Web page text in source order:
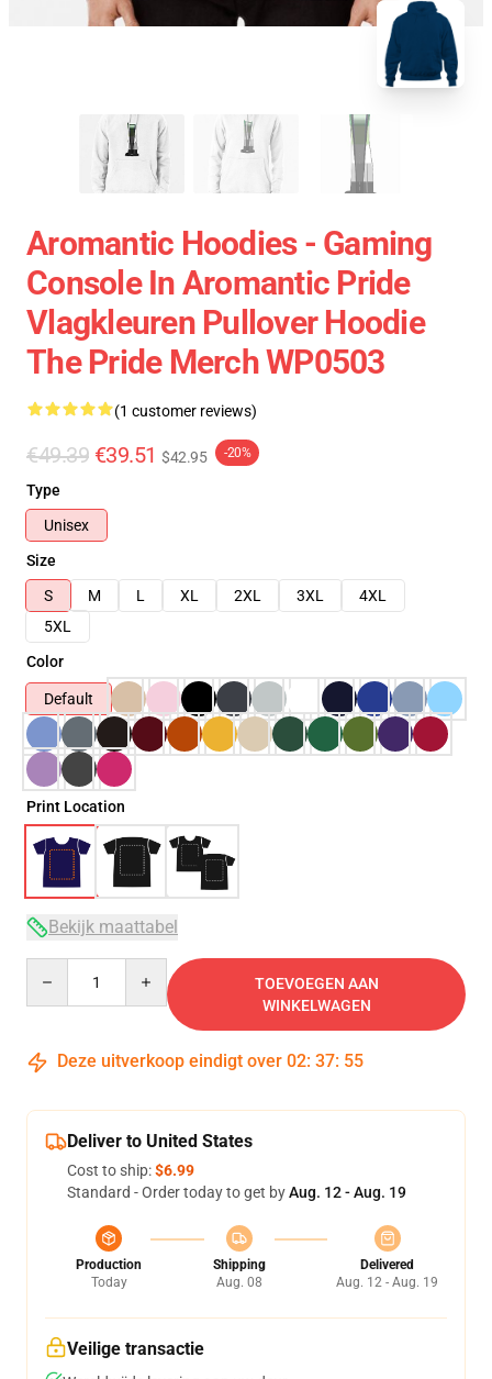
Aromantic Hoodies - Gaming
Console In Aromantic Pride
Vlagkleuren Pullover Hoodie
The Pride Merch WP0503
(1 customer reviews)
€49.39 €39.51 $42.95 -20%
Type
Unisex
Size
S
M L XL 2XL 3XL
4XL
5XL
Color
Default
Print Location
Bekijk maattabel
TOEVOEGEN AAN
WINKELWAGEN
Deze uitverkoop eindigt over 02: 37: 54
Deliver to United States
Cost to ship:$6.99
Standard - Order today to get byAug. 12 - Aug. 19
Production
Today
Shipping
Aug. 08
Delivered
Aug. 12 - Aug. 19
Veilige transactie